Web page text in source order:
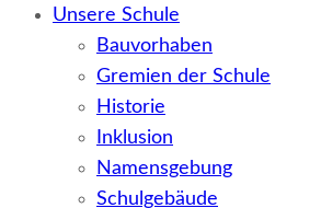
Unsere Schule
Bauvorhaben
Gremien der Schule
Historie
Inklusion
Namensgebung
Schulgebäude